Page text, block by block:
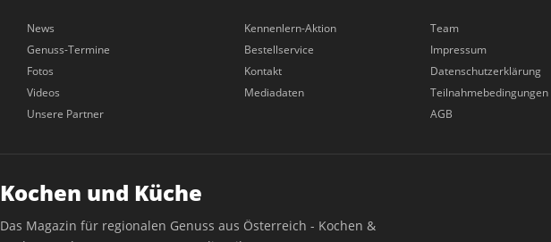
News
Genuss-Termine
Fotos
Videos
Unsere Partner
Kennenlern-Aktion
Bestellservice
Kontakt
Mediadaten
Team
Impressum
Datenschutzerklärung
Teilnahmebedingungen
AGB
Kochen und Küche
Das Magazin für regionalen Genuss aus Österreich - Kochen &